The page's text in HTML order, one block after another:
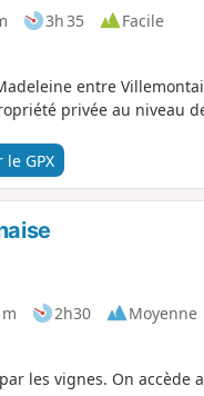
3h 35
Facile
Villemontais et Chérier. 15/
privée au niveau
GPX
2h30
Moyenne
les vignes. On accède